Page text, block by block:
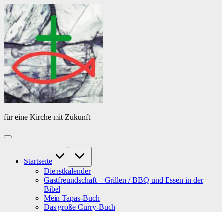
Skip
to
content
von
PfarrerB
für eine Kirche mit Zukunft
Startseite
Dienstkalender
Gastfreundschaft – Grillen / BBQ und Essen in der
Bibel
Mein Tapas-Buch
Das große Curry-Buch